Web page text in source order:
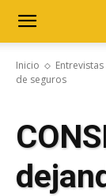
Inicio Entrevistas
de seguros